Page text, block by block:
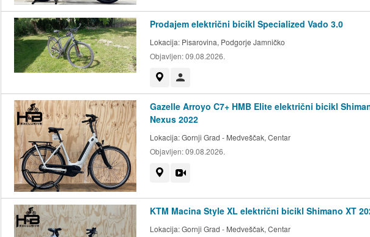
Prodajem električni bicikl Specialized Vado 3.0
Lokacija: Pisarovina, Podgorje Jamničko
Objavljen:09.08.2026.
Gazelle Arroyo C7+ HMB Elite električni bicikl
Nexus 2022
Lokacija:Gornji Grad - Medveščak, Centar
Objavljen:09.08.2026.
KTM Macina Style XL električni bicikl Shimano XT
Lokacija:Gornji Grad - Medveščak, Centar